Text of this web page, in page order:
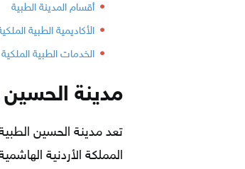
أقسام المدينة الطبية
الأكاديمية الطبية
الخدمات الطبية الملكية
مدينة الحسين
تعد مدينة الحسين
المملكة الأردنية